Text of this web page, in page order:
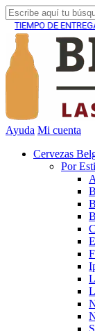
DE ENTREGA48
Ayuda Mi cuenta
Cervezas
Por